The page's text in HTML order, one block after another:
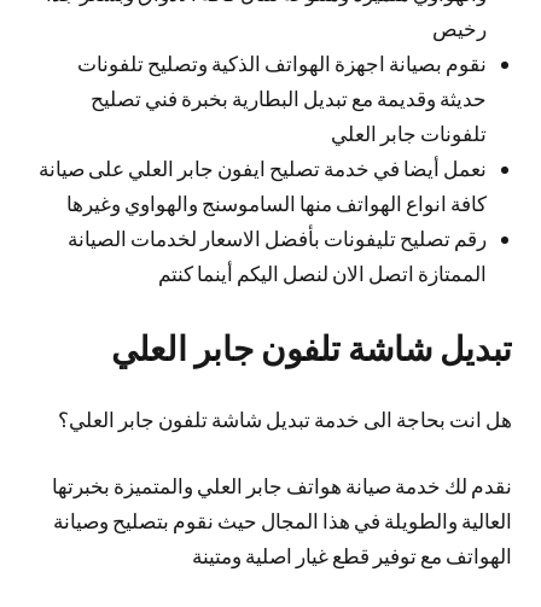
رخيص
نقوم بصيانة اجهزة الهواتف الذكية وتصليح تلفونات
حديثة وقديمة مع تبديل البطارية بخبرة فني تصليح
تلفونات جابر العلي
نعمل أيضا في خدمة تصليح ايفون جابر العلي على صيانة
كافة انواع الهواتف منها الساموسنج والهواوي وغيرها
رقم تصليح تليفونات بأفضل الاسعار لخدمات الصيانة
الممتازة اتصل الان لنصل اليكم أينما كنتم
تبديل شاشة تلفون جابر العلي
هل انت بحاجة الى خدمة تبديل شاشة تلفون جابر العلي؟
نقدم لك خدمة صيانة هواتف جابر العلي والمتميزة بخبرتها
العالية والطويلة في هذا المجال حيث نقوم بتصليح وصيانة
الهواتف مع توفير قطع غيار اصلية ومتينة